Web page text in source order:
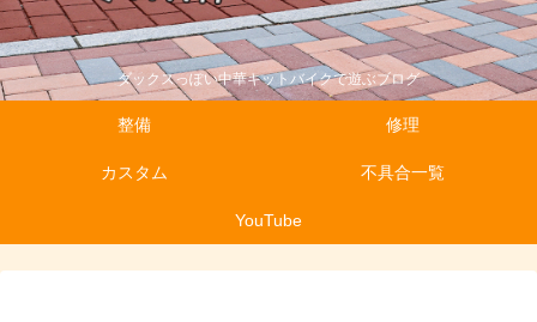
ダックスっぽい中華キットバイクで遊ぶブログ
整備 修理
カスタム 不具合一覧
YouTube